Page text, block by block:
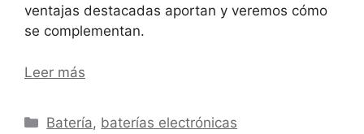
ventajas destacadas aportan y veremos cómo
se complementan.
Leer más
Categorías
Batería, baterías electrónicas